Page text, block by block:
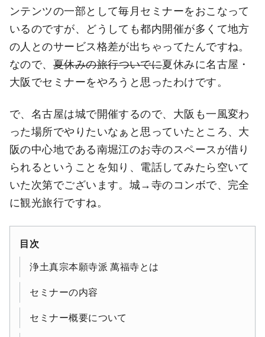
ンテンツの一部として毎月セミナーをおこなって
いるのですが、どうしても都内開催が多くて地方
の人とのサービス格差が出ちゃってたんですね。
なので、夏休みの旅行ついでに夏休みに名古屋・
大阪でセミナーをやろうと思ったわけです。
で、名古屋は城で開催するので、大阪も一風変わ
った場所でやりたいなぁと思っていたところ、大
阪の中心地である南堀江のお寺のスペースが借り
られるということを知り、電話してみたら空いて
いた次第でございます。城→寺のコンボで、完全
に観光旅行ですね。
目次
浄土真宗本願寺派 萬福寺とは
セミナーの内容
セミナー概要について